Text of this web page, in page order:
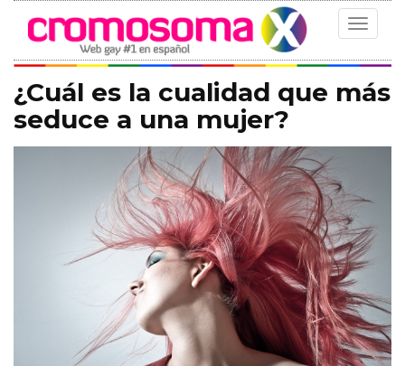
Toggle
¿Cuál es la cualidad que más
seduce a una mujer?